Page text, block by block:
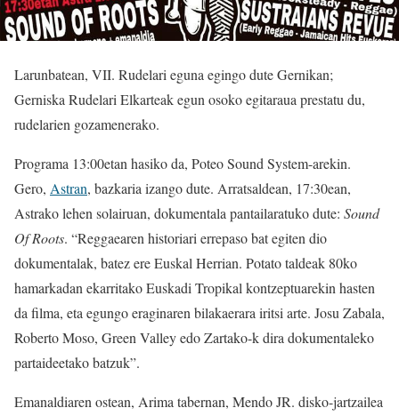
Larunbatean, VII. Rudelari eguna egingo dute Gernikan;
Gerniska Rudelari Elkarteak egun osoko egitaraua prestatu du,
rudelarien gozamenerako.
Programa 13:00etan hasiko da, Poteo Sound System-arekin.
Gero, Astran, bazkaria izango dute. Arratsaldean, 17:30ean,
Astrako lehen solairuan, dokumentala pantailaratuko dute: Sound
Of Roots. “Reggaearen historiari errepaso bat egiten dio
dokumentalak, batez ere Euskal Herrian. Potato taldeak 80ko
hamarkadan ekarritako Euskadi Tropikal kontzeptuarekin hasten
da filma, eta egungo eraginaren bilakaerara iritsi arte. Josu Zabala,
Roberto Moso, Green Valley edo Zartako-k dira dokumentaleko
partaideetako batzuk”.
Emanaldiaren ostean, Arima tabernan, Mendo JR. disko-jartzailea